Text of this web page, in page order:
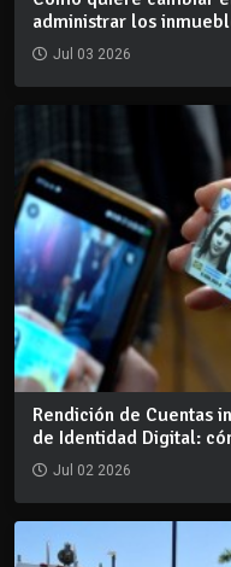
administrar los
Jul 03 2026
Rendición de Cuentas
de Identidad Digital:
Jul 02 2026